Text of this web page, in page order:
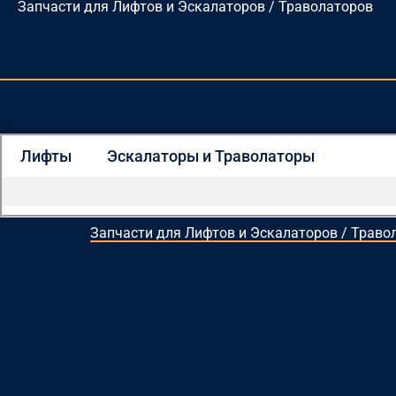
Перейти
Запчасти для Лифтов и Эскалаторов / Траволаторов
Лифты Эскалаторы и Траволаторы
Запчасти для Лифтов и Эскалаторов /